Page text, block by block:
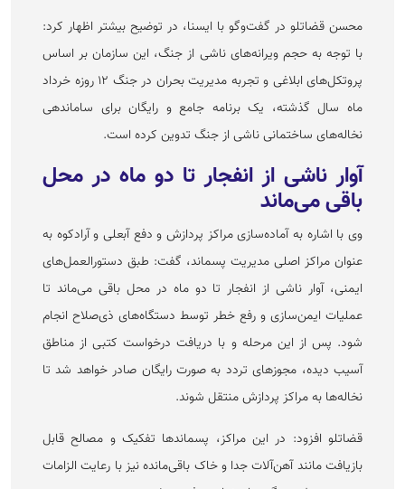
محسن قضاتلو در گفت‌و‌گو با ایسنا، در توضیح بیشتر اظهار کرد:
با توجه به حجم ویرانه‌های ناشی از جنگ، این سازمان بر اساس
پروتکل‌های ابلاغی و تجربه مدیریت بحران در جنگ ۱۲ روزه خرداد
ماه سال گذشته، یک برنامه جامع و رایگان برای ساماندهی
نخاله‌های ساختمانی ناشی از جنگ تدوین کرده است.
آوار ناشی از انفجار تا دو ماه در محل
باقی می‌ماند
وی با اشاره به آماده‌سازی مراکز پردازش و دفع آبعلی و آرادکوه به
عنوان مراکز اصلی مدیریت پسماند، گفت: طبق دستورالعمل‌های
ایمنی، آوار ناشی از انفجار تا دو ماه در محل باقی می‌ماند تا
عملیات ایمن‌سازی و رفع خطر توسط دستگاه‌های ذی‌صلاح انجام
شود. پس از این مرحله و با دریافت درخواست کتبی از مناطق
آسیب دیده، مجوز‌های تردد به صورت رایگان صادر خواهد شد تا
نخاله‌ها به مراکز پردازش منتقل شوند.
قضاتلو افزود: در این مراکز، پسماند‌ها تفکیک و مصالح قابل
بازیافت مانند آهن‌آلات جدا و خاک باقی‌مانده نیز با رعایت الزامات